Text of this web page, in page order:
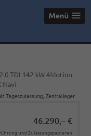
Menü
2.0 TDI 142 kW 4Motion
Navi
Tageszulassung , Zentrallager
46.290,– €
und Zulassungspapieren